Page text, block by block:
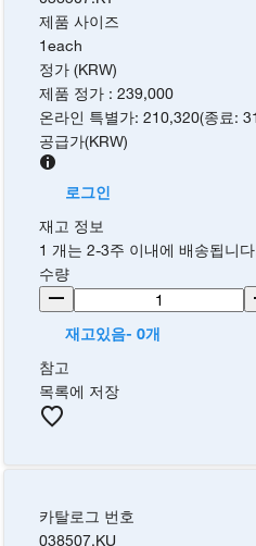
제품 사이즈
1each
정가 (KRW)
제품 정가 :239,000
온라인 특별가:210,320(종료:
공급가(KRW)
로그인
재고 정보
1 개는 2-3주 이내에 배송됩니
수량
재고있음- 0개
참고
목록에 저장
카탈로그 번호
038507.KU